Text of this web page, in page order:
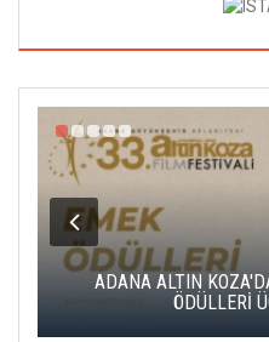
ADANA ALTIN
ÖDÜLLERİ